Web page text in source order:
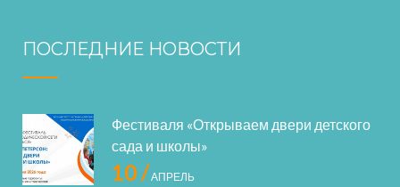
ПОСЛЕДНИЕ НОВОСТИ
Фестиваля «Открываем двери детского
сада и школы»
10 /АПРЕЛЬ